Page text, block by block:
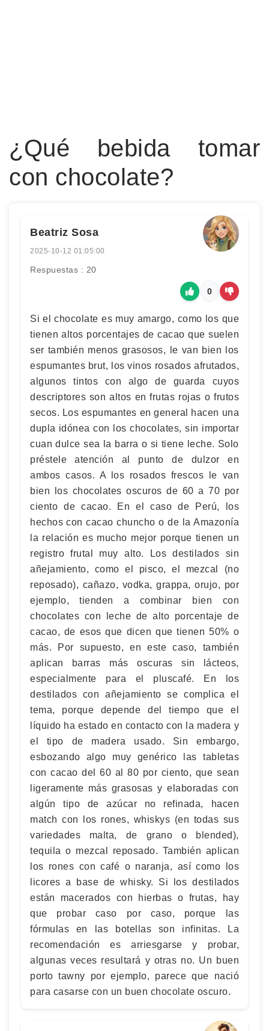
¿Qué bebida tomar
con chocolate?
Beatriz Sosa
2025-10-12 01:05:00
Respuestas : 20
0
Si el chocolate es muy amargo, como los que
tienen altos porcentajes de cacao que suelen
ser también menos grasosos, le van bien los
espumantes brut, los vinos rosados afrutados,
algunos tintos con algo de guarda cuyos
descriptores son altos en frutas rojas o frutos
secos. Los espumantes en general hacen una
dupla idónea con los chocolates, sin importar
cuan dulce sea la barra o si tiene leche. Solo
préstele atención al punto de dulzor en
ambos casos. A los rosados frescos le van
bien los chocolates oscuros de 60 a 70 por
ciento de cacao. En el caso de Perú, los
hechos con cacao chuncho o de la Amazonía
la relación es mucho mejor porque tienen un
registro frutal muy alto. Los destilados sin
añejamiento, como el pisco, el mezcal (no
reposado), cañazo, vodka, grappa, orujo, por
ejemplo, tienden a combinar bien con
chocolates con leche de alto porcentaje de
cacao, de esos que dicen que tienen 50% o
más. Por supuesto, en este caso, también
aplican barras más oscuras sin lácteos,
especialmente para el pluscafé. En los
destilados con añejamiento se complica el
tema, porque depende del tiempo que el
líquido ha estado en contacto con la madera y
el tipo de madera usado. Sin embargo,
esbozando algo muy genérico las tabletas
con cacao del 60 al 80 por ciento, que sean
ligeramente más grasosas y elaboradas con
algún tipo de azúcar no refinada, hacen
match con los rones, whiskys (en todas sus
variedades malta, de grano o blended),
tequila o mezcal reposado. También aplican
los rones con café o naranja, así como los
licores a base de whisky. Si los destilados
están macerados con hierbas o frutas, hay
que probar caso por caso, porque las
fórmulas en las botellas son infinitas. La
recomendación es arriesgarse y probar,
algunas veces resultará y otras no. Un buen
porto tawny por ejemplo, parece que nació
para casarse con un buen chocolate oscuro.